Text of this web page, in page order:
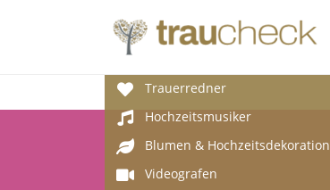
Trauerredner
Hochzeitsmusiker
Blumen & Hochzeitsdekoration
Videografen